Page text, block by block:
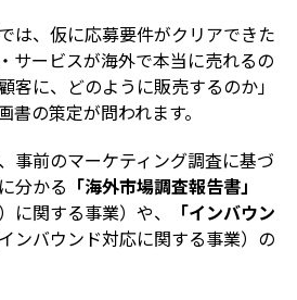
は、仮に応募要件がクリアできた
サービスが海外で本当に売れるの
客に、どのように販売するのか」
書の策定が問われます。
事前のマーケティング調査に基づ
分かる 「海外市場調査報告書」
に関する事業）や、
「インバウン
インバウンド対応に関する事業）の